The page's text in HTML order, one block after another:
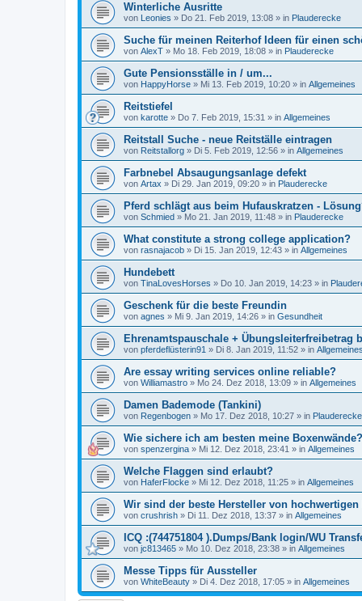
Winterliche Ausritte
von Leonies » Do 21. Feb 2019, 13:08 » in Plauderecke
Suche für meinen Reiterhof Ideen für einen
von AlexT » Mo 18. Feb 2019, 18:08 » in Plauderecke
Gute Pensionsställe in / um...
von HappyHorse » Mi 13. Feb 2019, 10:20 » in Allgemeines
Reitstiefel
von karotte » Do 7. Feb 2019, 15:31 » in Allgemeines
Reitstall Suche - neue Reitställe eintragen
von Reitstallorg » Di 5. Feb 2019, 12:56 » in Allgemeines
Farbnebel Absaugungsanlage defekt
von Artax » Di 29. Jan 2019, 09:20 » in Plauderecke
Pferd schlägt aus beim Hufauskratzen -
von Schmied » Mo 21. Jan 2019, 11:48 » in Plauderecke
What constitute a strong college application?
von rasnajacob » Di 15. Jan 2019, 12:43 » in Allgemeines
Hundebett
von TinaLovesHorses » Do 10. Jan 2019, 14:23 » in
Geschenk für die beste Freundin
von agnes » Mi 9. Jan 2019, 14:26 » in Gesundheit
Ehrenamtspauschale + Übungsleiterfreibetrag
von pferdeflüsterin91 » Di 8. Jan 2019, 11:52 » in Allgemeines
Are essay writing services online reliable?
von Williamastro » Mo 24. Dez 2018, 13:09 » in Allgemeines
Damen Bademode (Tankini)
von Regenbogen » Mo 17. Dez 2018, 10:27 » in Plauderecke
Wie sichere ich am besten meine Boxenwände?
von spenzergina » Mi 12. Dez 2018, 23:41 » in Allgemeines
Welche Flaggen sind erlaubt?
von HaferFlocke » Mi 12. Dez 2018, 11:25 » in Allgemeines
Wir sind der beste Hersteller von hochwertigen
von crushrish » Di 11. Dez 2018, 13:37 » in Allgemeines
ICQ :(744751804 ).Dumps/Bank login/WU
von jc813465 » Mo 10. Dez 2018, 23:38 » in Allgemeines
Messe Tipps für Aussteller
von WhiteBeauty » Di 4. Dez 2018, 17:05 » in Allgemeines